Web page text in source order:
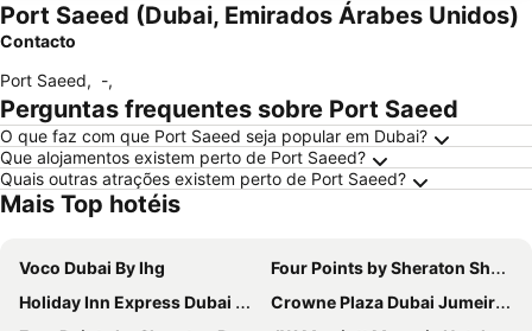
Port Saeed (Dubai, Emirados Árabes Unidos)
Contacto
Port Saeed, -,
Perguntas frequentes sobre Port Saeed
O que faz com que Port Saeed seja popular em Dubai?
Que alojamentos existem perto de Port Saeed?
Quais outras atrações existem perto de Port Saeed?
Mais Top hotéis
Voco Dubai By Ihg
Four Points by Sheraton Sheikh Zayed Road, Dubai
Holiday Inn Express Dubai Airport By Ihg
Crowne Plaza Dubai Jumeirah By Ihg